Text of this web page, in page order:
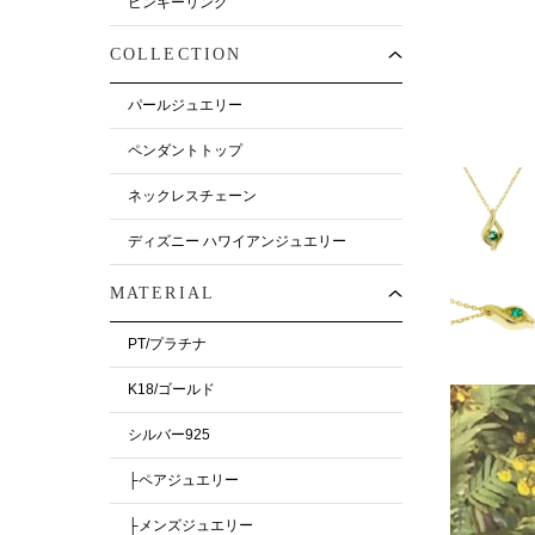
COLLECTION
パールジュエリー
ペンダントトップ
ネックレスチェーン
ディズニー ハワイアンジュエリー
MATERIAL
PT/プラチナ
K18/ゴールド
シルバー925
├ペアジュエリー
├メンズジュエリー